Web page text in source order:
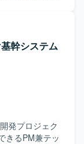
ト全般を担
作成、WBSの
洗い出しおよ
ェクトメンバ
行いなが
して頂きま
す。 指示待
きに動けるタ
各部門との折
幹システム
発プロジェク
きるPM兼テッ